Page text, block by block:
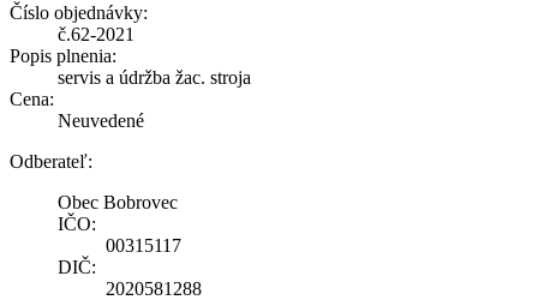
Číslo objednávky:
č.62-2021
Popis plnenia:
servis a údržba žac. stroja
Cena:
Neuvedené
Odberateľ:
Obec Bobrovec
IČO:
00315117
DIČ:
2020581288